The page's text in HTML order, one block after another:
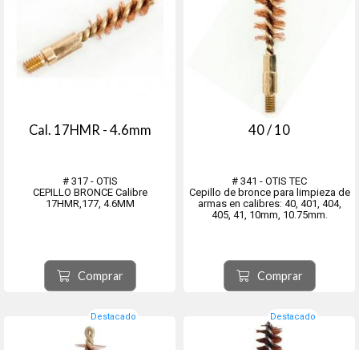
Cal. 17HMR - 4.6mm
# 317 - OTIS
CEPILLO BRONCE Calibre
17HMR,177, 4.6MM
Comprar
40 / 10
# 341 - OTIS TEC
Cepillo de bronce para limpieza de
armas en calibres: 40, 401, 404,
405, 41, 10mm, 10.75mm.
Comprar
Destacado Destacado